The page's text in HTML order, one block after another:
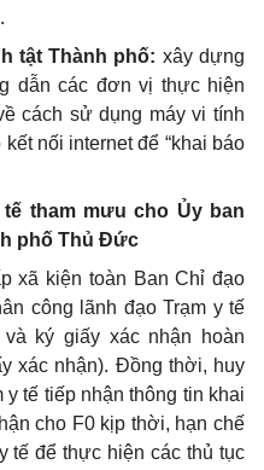
.
tật Thành phố: xây dựng
dẫn các đơn vị thực hiện
cách sử dụng máy vi tính
nối internet để “khai báo
tham mưu cho Ủy ban
phố Thủ Đức
xã kiện toàn Ban Chỉ đạo
công lãnh đạo Trạm y tế
ký giấy xác nhận hoàn
xác nhận). Đồng thời, huy
tế tiếp nhận thông tin khai
cho F0 kịp thời, hạn chế
tế để thực hiện các thủ tục